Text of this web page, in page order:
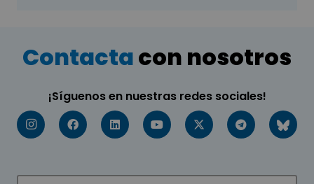
Contactacon nosotros
¡Síguenos en nuestras redes sociales!